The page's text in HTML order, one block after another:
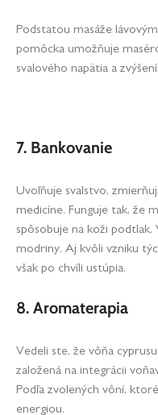
Podstatou masáže
pomôcka umožňuje
svalového napätia a
7. Bankovanie
Uvoľňuje svalstvo,
medicíne. Funguje tak, že
spôsobuje na koži
modriny. Aj kvôli vzniku
však po chvíli ustúpia.
8. Aromaterapia
Vedeli ste, že vôňa
založená na integrácii
Podľa zvolených vôní,
energiou.